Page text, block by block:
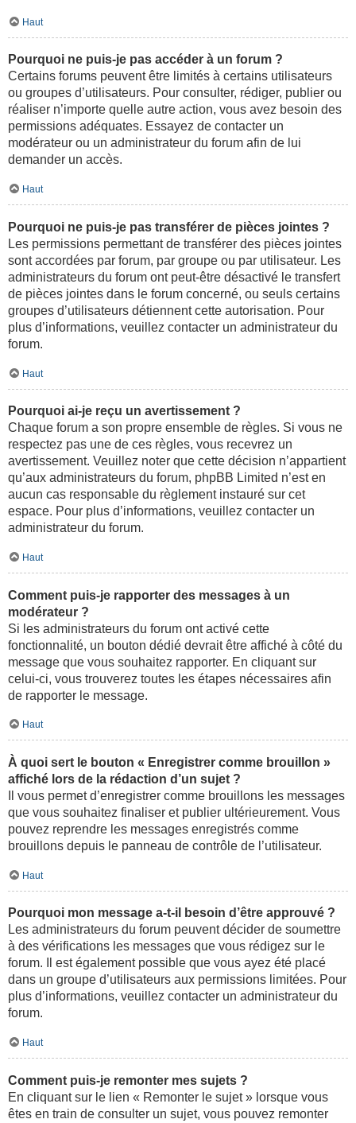
Haut
Pourquoi ne puis-je pas accéder à un forum ?
Certains forums peuvent être limités à certains utilisateurs
ou groupes d’utilisateurs. Pour consulter, rédiger, publier ou
réaliser n’importe quelle autre action, vous avez besoin des
permissions adéquates. Essayez de contacter un
modérateur ou un administrateur du forum afin de lui
demander un accès.
Haut
Pourquoi ne puis-je pas transférer de pièces jointes ?
Les permissions permettant de transférer des pièces jointes
sont accordées par forum, par groupe ou par utilisateur. Les
administrateurs du forum ont peut-être désactivé le transfert
de pièces jointes dans le forum concerné, ou seuls certains
groupes d’utilisateurs détiennent cette autorisation. Pour
plus d’informations, veuillez contacter un administrateur du
forum.
Haut
Pourquoi ai-je reçu un avertissement ?
Chaque forum a son propre ensemble de règles. Si vous ne
respectez pas une de ces règles, vous recevrez un
avertissement. Veuillez noter que cette décision n’appartient
qu’aux administrateurs du forum, phpBB Limited n’est en
aucun cas responsable du règlement instauré sur cet
espace. Pour plus d’informations, veuillez contacter un
administrateur du forum.
Haut
Comment puis-je rapporter des messages à un
modérateur ?
Si les administrateurs du forum ont activé cette
fonctionnalité, un bouton dédié devrait être affiché à côté du
message que vous souhaitez rapporter. En cliquant sur
celui-ci, vous trouverez toutes les étapes nécessaires afin
de rapporter le message.
Haut
À quoi sert le bouton « Enregistrer comme brouillon »
affiché lors de la rédaction d’un sujet ?
Il vous permet d’enregistrer comme brouillons les messages
que vous souhaitez finaliser et publier ultérieurement. Vous
pouvez reprendre les messages enregistrés comme
brouillons depuis le panneau de contrôle de l’utilisateur.
Haut
Pourquoi mon message a-t-il besoin d’être approuvé ?
Les administrateurs du forum peuvent décider de soumettre
à des vérifications les messages que vous rédigez sur le
forum. Il est également possible que vous ayez été placé
dans un groupe d’utilisateurs aux permissions limitées. Pour
plus d’informations, veuillez contacter un administrateur du
forum.
Haut
Comment puis-je remonter mes sujets ?
En cliquant sur le lien « Remonter le sujet » lorsque vous
êtes en train de consulter un sujet, vous pouvez remonter